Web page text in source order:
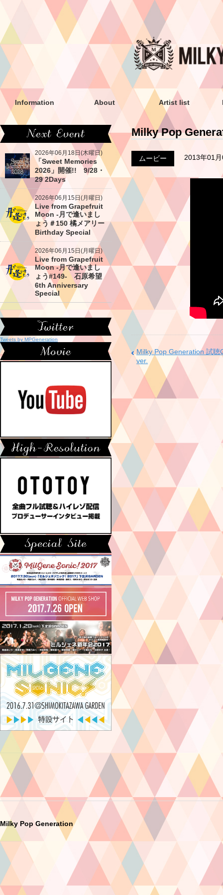
Information About Artist list
Milky Pop
ムービー 2013年01
Milky Pop Generation 試聴
ver.
2026年06月18日(木曜日)
「Sweet Memories
2026」開催!! 9/28・
29 2Days
2026年06月15日(月曜日)
Live from Grapefruit
Moon -月で逢いまし
ょう＃150 橘メアリー
Birthday Special
2026年06月15日(月曜日)
Live from Grapefruit
Moon -月で逢いまし
ょう#149- 石原希望
6th Anniversary
Special
Tweets by MPGeneration
Milky Pop Generation